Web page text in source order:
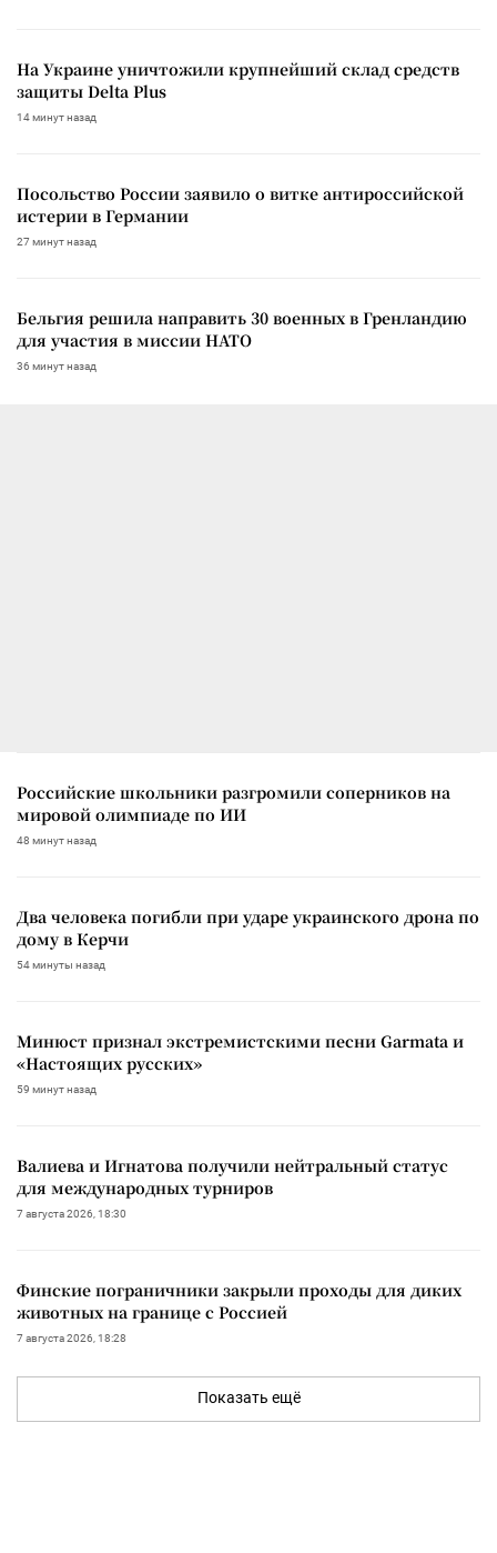
На Украине уничтожили крупнейший склад средств
защиты Delta Plus
14 минут назад
Посольство России заявило о витке антироссийской
истерии в Германии
27 минут назад
Бельгия решила направить 30 военных в Гренландию
для участия в миссии НАТО
36 минут назад
Российские школьники разгромили соперников на
мировой олимпиаде по ИИ
48 минут назад
Два человека погибли при ударе украинского дрона по
дому в Керчи
54 минуты назад
Минюст признал экстремистскими песни Garmata и
«Настоящих русских»
59 минут назад
Валиева и Игнатова получили нейтральный статус
для международных турниров
7 августа 2026, 18:30
Финские пограничники закрыли проходы для диких
животных на границе с Россией
7 августа 2026, 18:28
Показать ещё